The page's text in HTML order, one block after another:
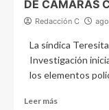
DE CÁMARAS
Redacción C
La síndica
Investigación
los elementos
Leer más